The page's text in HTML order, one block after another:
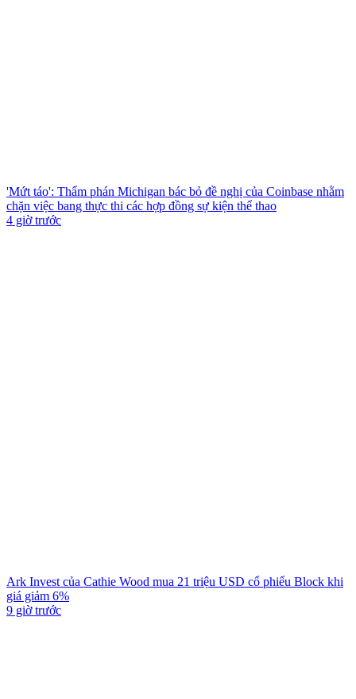
'Mứt táo': Thẩm phán Michigan bác bỏ đề nghị của Coinbase nhằm
chặn việc bang thực thi các hợp đồng sự kiện thể thao
4 giờ trước
Ark Invest của Cathie Wood mua 21 triệu USD cổ phiếu Block khi
giá giảm 6%
9 giờ trước